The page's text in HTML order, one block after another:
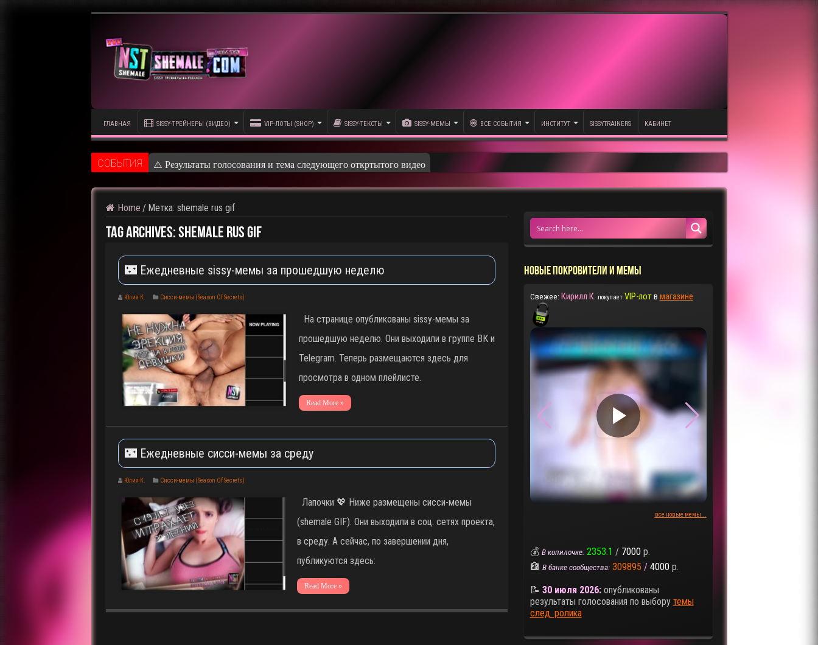
ГЛАВНАЯ SISSY-ТРЕЙНЕРЫ (ВИДЕО) VIP-ЛОТЫ (SHOP) SISSY-ТЕКСТЫ SISSY-МЕМЫ ВСЕ СОБЫТИЯ ИНСТИТУТ SISSYTRAINERS КАБИНЕТ
CОБЫТИЯ ⚠️ Результаты голосования и тема следующего откртытого видео
Home / Метка: shemale rus gif
Tag Archives:shemale rus gif
🌃 Ежедневные sissy-мемы за прошедшую неделю
Юлия К. Сисси-мемы (Season Of Secrets)
На странице опубликованы sissy-мемы за
прошедшую неделю. Они выходили в группе ВК и
Telegram. Теперь размещаются здесь для
просмотра в одном плейлисте.
Read More »
🌃 Ежедневные сисси-мемы за среду
Юлия К. Сисси-мемы (Season Of Secrets)
Лапочки 💖 Ниже размещены сисси-мемы
(shemale GIF). Они выходили в соц. сетях проекта,
в среду. А сейчас, по завершении дня,
публикуются здесь:
Read More »
НОВЫЕ ПОКРОВИТЕЛИ И МЕМЫ
Свежее: Кирилл К. покупает VIP-лотв магазине
▶
все новые мемы...
💰 В копилочке: 2353.1 / 7000 р.
🏦 В банке сообщества: 309895 / 4000 р.
📝 30 июля 2026:опубликованы
результаты голосования по выбору темы
след. ролика